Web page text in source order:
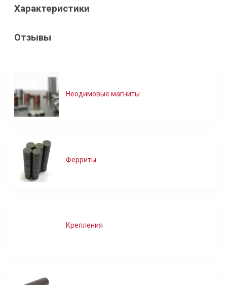
Характеристики
Отзывы
Неодимовые магниты
Ферриты
Крепления